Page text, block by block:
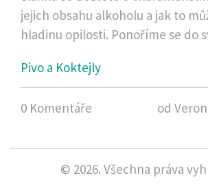
jejich obsahu alkoholu a jak to
hladinu opilosti. Ponoříme se do
IPA piv ovlivňují tempo, kterým
jejich účinky. Tento článek vaši
posune na vyšší úroveň!
Pivo a Koktejly
0 Komentáře od
© 2026. Všechna práva